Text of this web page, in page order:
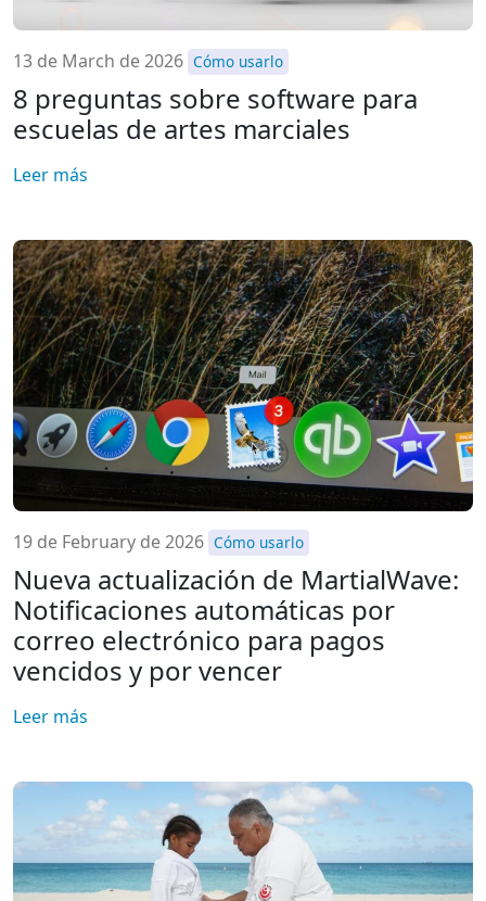
13 de March de 2026 Cómo usarlo
8 preguntas sobre software para
escuelas de artes marciales
Leer más
19 de February de 2026 Cómo usarlo
Nueva actualización de MartialWave:
Notificaciones automáticas por
correo electrónico para pagos
vencidos y por vencer
Leer más